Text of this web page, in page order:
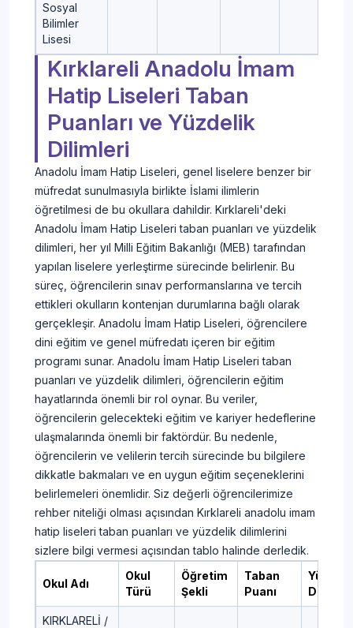
Sosyal
Bilimler
Lisesi
Kırklareli Anadolu İmam
Hatip Liseleri Taban
Puanları ve Yüzdelik
Dilimleri
Anadolu İmam Hatip Liseleri, genel liselere benzer bir
müfredat sunulmasıyla birlikte İslami ilimlerin
öğretilmesi de bu okullara dahildir. Kırklareli'deki
Anadolu İmam Hatip Liseleri taban puanları ve yüzdelik
dilimleri, her yıl Milli Eğitim Bakanlığı (MEB) tarafından
yapılan liselere yerleştirme sürecinde belirlenir. Bu
süreç, öğrencilerin sınav performanslarına ve tercih
ettikleri okulların kontenjan durumlarına bağlı olarak
gerçekleşir. Anadolu İmam Hatip Liseleri, öğrencilere
dini eğitim ve genel müfredatı içeren bir eğitim
programı sunar. Anadolu İmam Hatip Liseleri taban
puanları ve yüzdelik dilimleri, öğrencilerin eğitim
hayatlarında önemli bir rol oynar. Bu veriler,
öğrencilerin gelecekteki eğitim ve kariyer hedeflerine
ulaşmalarında önemli bir faktördür. Bu nedenle,
öğrencilerin ve velilerin tercih sürecinde bu bilgilere
dikkatle bakmaları ve en uygun eğitim seçeneklerini
belirlemeleri önemlidir. Siz değerli öğrencilerimize
rehber niteliği olması açısından Kırklareli anadolu imam
hatip liseleri taban puanları ve yüzdelik dilimlerini
sizlere bilgi vermesi açısından tablo halinde derledik.
Okul Adı
Okul
Türü
Öğretim
Şekli
Taban
Puanı
Dilim
KIRKLARELİ /